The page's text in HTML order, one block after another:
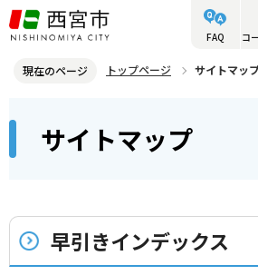
こ
の
ジ
先
で
FAQ コ
現在のページ トップページ サイトマッ
こ
か
サイトマップ
早引きインデックス